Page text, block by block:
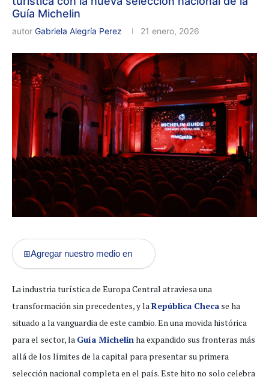
Guía Michelin
autor Gabriela Alegría Perez 21 enero, 2026
⊞Agregar nuestro medio en
La industria turística de Europa Central atraviesa una
transformación sin precedentes, y la República Checa se ha
situado a la vanguardia de este cambio. En una movida histórica
para el sector, la Guía Michelin ha expandido sus fronteras más
allá de los límites de la capital para presentar su primera
selección nacional completa en el país. Este hito no solo celebra